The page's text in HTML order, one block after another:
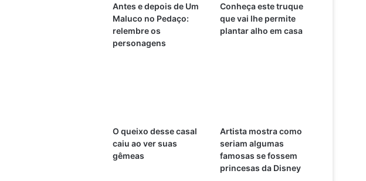
Antes e depois de Um
Maluco no Pedaço:
relembre os
personagens
Conheça este truque
que vai lhe permite
plantar alho em casa
O queixo desse casal
caiu ao ver suas
gêmeas
Artista mostra como
seriam algumas
famosas se fossem
princesas da Disney